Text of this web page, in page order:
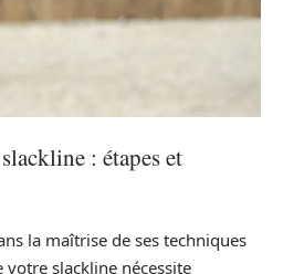
: étapes et
la maîtrise de ses techniques
votre slackline nécessite